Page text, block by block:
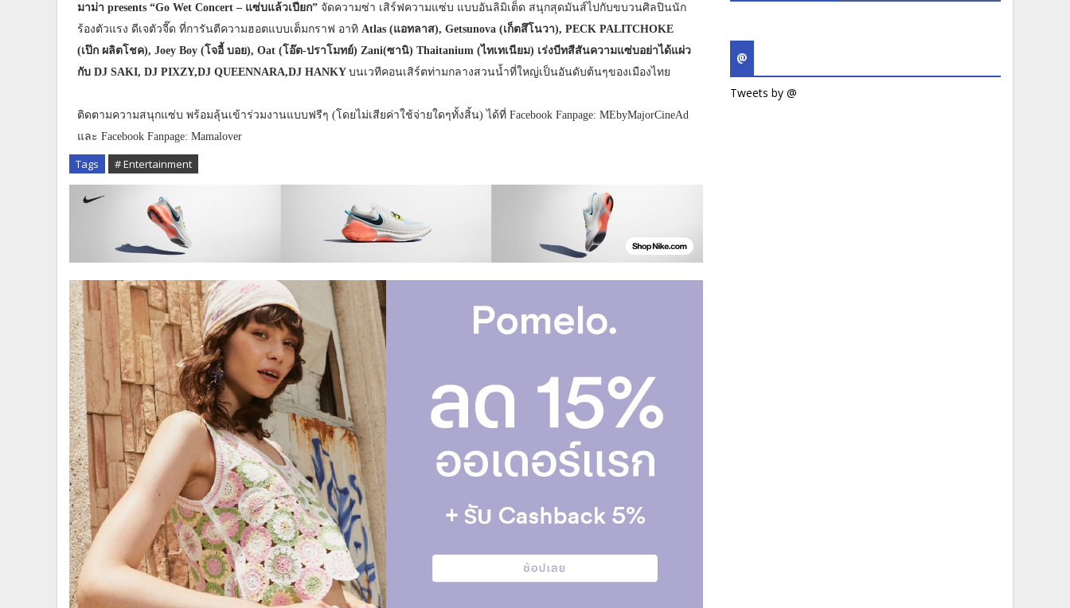
มาม่า presents “Go Wet Concert – แซ่บแล้วเปียก” จัดความซ่า เสิร์ฟความแซ่บ แบบอันลิมิเต็ด สนุกสุดมันส์ไปกับขบวนศิลปินนัก
ร้องตัวแรง ดีเจตัวจี๊ด ที่การันตีความฮอตแบบเต็มกราฟ อาทิ Atlas (แอทลาส), Getsunova (เก็ตสึโนวา), PECK PALITCHOKE
(เป๊ก ผลิตโชค), Joey Boy (โจอี้ บอย), Oat (โอ๊ต-ปราโมทย์) Zani(ซานิ) Thaitanium (ไทเทเนียม) เร่งบีทสีสันความแซ่บอย่าได้แผ่ว
กับ DJ SAKI, DJ PIXZY,DJ QUEENNARA,DJ HANKY บนเวทีคอนเสิร์ตท่ามกลางสวนน้ำที่ใหญ่เป็นอันดับต้นๆของเมืองไทย
ติดตามความสนุกแซ่บ พร้อมลุ้นเข้าร่วมงานแบบฟรีๆ (โดยไม่เสียค่าใช้จ่ายใดๆทั้งสิ้น) ได้ที่ Facebook Fanpage: MEbyMajorCineAd
และ Facebook Fanpage: Mamalover
Tags # Entertainment
@
Tweets by @